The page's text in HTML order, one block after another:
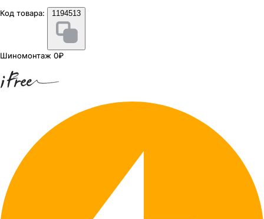
Код товара: 1194513
Шиномонтаж 0₽